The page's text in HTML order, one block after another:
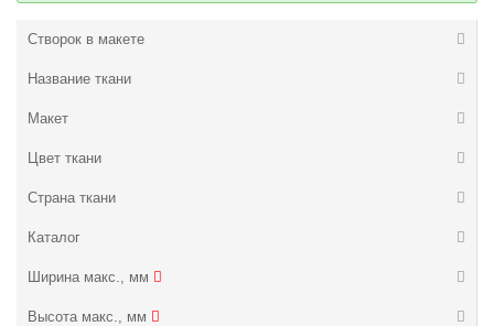
Створок в макете
Название ткани
Макет
Цвет ткани
Страна ткани
Каталог
Ширина макс., мм
Высота макс., мм